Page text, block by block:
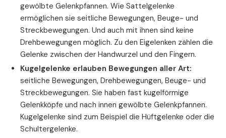
gewölbte Gelenkpfannen. Wie Sattelgelenke
ermöglichen sie seitliche Bewegungen, Beuge- und
Streckbewegungen. Und auch mit ihnen sind keine
Drehbewegungen möglich. Zu den Eigelenken zählen die
Gelenke zwischen der Handwurzel und den Fingern.
Kugelgelenke erlauben Bewegungen aller Art:
seitliche Bewegungen, Drehbewegungen, Beuge- und
Streckbewegungen. Sie haben fast kugelförmige
Gelenkköpfe und nach innen gewölbte Gelenkpfannen.
Kugelgelenke sind zum Beispiel die Hüftgelenke oder die
Schultergelenke.